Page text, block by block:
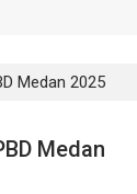
Kepulauan Nias
48 Jam,
Medan 2025
Medan